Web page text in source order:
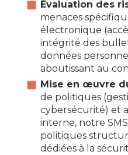
Évaluation des
menaces
électronique
intégrité des
données
aboutissant au
Mise en œuvre
de politiques
cybersécurité) et
interne, notre
politiques
dédiées à la